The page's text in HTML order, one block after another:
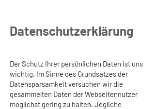
Datenschutzerklärung
Der Schutz Ihrer persönlichen Daten ist uns
wichtig. Im Sinne des Grundsatzes der
Datensparsamkeit versuchen wir die
gesammelten Daten der Webseitennutzer
möglichst gering zu halten. Jegliche